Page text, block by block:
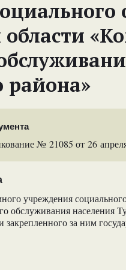
области
района»
№ 21085 от 26
учреждения
обслуживания населения
закрепленного за ним